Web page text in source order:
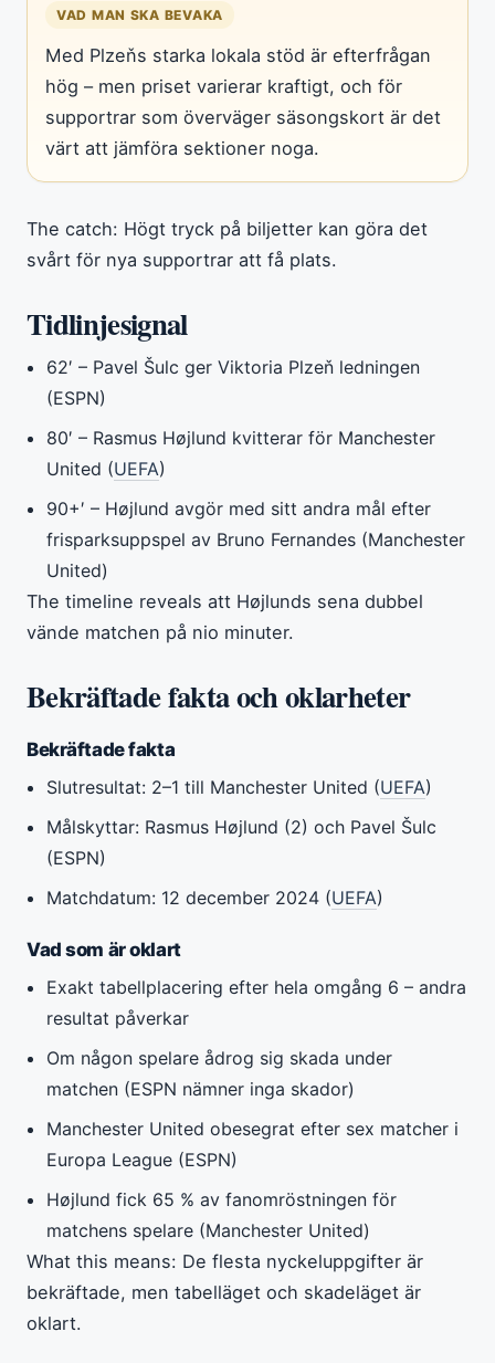
VAD MAN SKA BEVAKA
Med Plzeňs starka lokala stöd är efterfrågan
hög – men priset varierar kraftigt, och för
supportrar som överväger säsongskort är det
värt att jämföra sektioner noga.
The catch: Högt tryck på biljetter kan göra det
svårt för nya supportrar att få plats.
Tidlinjesignal
62′ – Pavel Šulc ger Viktoria Plzeň ledningen
(ESPN)
80′ – Rasmus Højlund kvitterar för Manchester
United (UEFA)
90+′ – Højlund avgör med sitt andra mål efter
frisparksuppspel av Bruno Fernandes (Manchester
United)
The timeline reveals att Højlunds sena dubbel
vände matchen på nio minuter.
Bekräftade fakta och oklarheter
Bekräftade fakta
Slutresultat: 2–1 till Manchester United (UEFA)
Målskyttar: Rasmus Højlund (2) och Pavel Šulc
(ESPN)
Matchdatum: 12 december 2024 (UEFA)
Vad som är oklart
Exakt tabellplacering efter hela omgång 6 – andra
resultat påverkar
Om någon spelare ådrog sig skada under
matchen (ESPN nämner inga skador)
Manchester United obesegrat efter sex matcher i
Europa League (ESPN)
Højlund fick 65 % av fanomröstningen för
matchens spelare (Manchester United)
What this means: De flesta nyckeluppgifter är
bekräftade, men tabelläget och skadeläget är
oklart.